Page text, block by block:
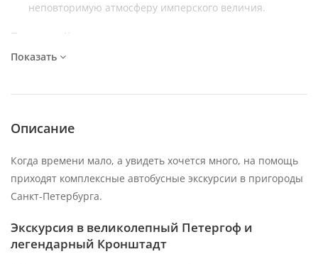
неповторимую атмосферу имперского величия.
Переезд в Кронштадт
Благодаря современному тоннелю в дамбе, путь из
Вы посетите главный храм Российского флота, где
хранятся православные святыни, включая частицы
Сергия Радонежского и праведного воина Феодора
Ушакова.
Показать
Описание
Когда времени мало, а увидеть хочется много, на помощь
приходят комплексные автобусные экскурсии в пригороды
Санкт-Петербурга.
Экскурсия в великолепный Петергоф и
легендарный Кронштадт